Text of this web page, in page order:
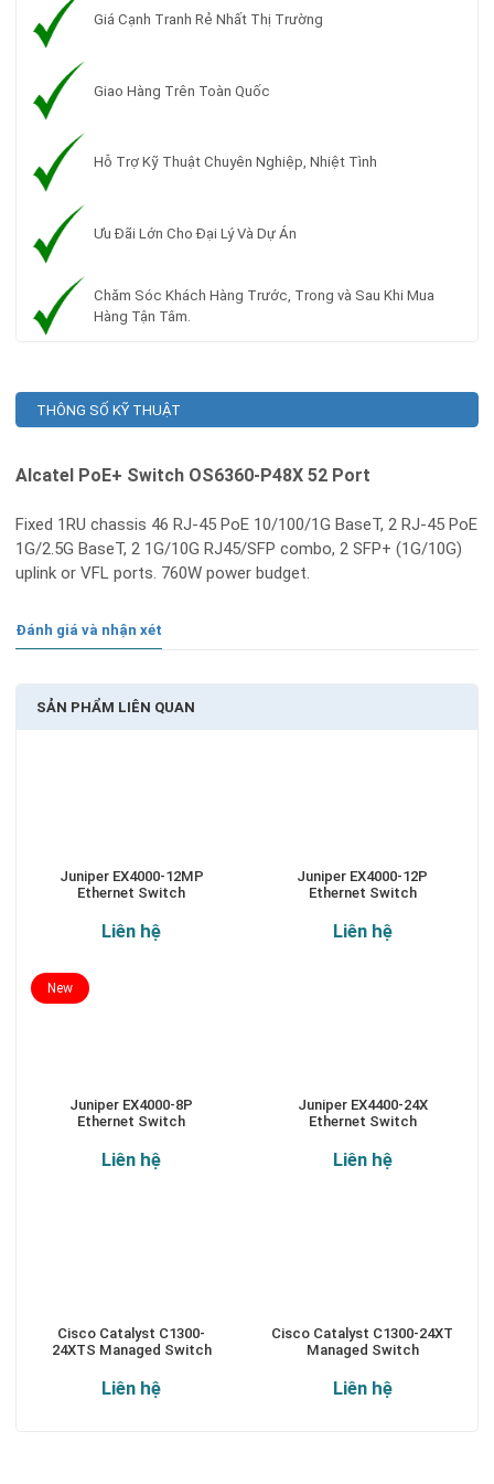
Giá Cạnh Tranh Rẻ Nhất Thị Trường
Giao Hàng Trên Toàn Quốc
Hỗ Trợ Kỹ Thuật Chuyên Nghiệp, Nhiệt Tình
Ưu Đãi Lớn Cho Đại Lý Và Dự Án
Chăm Sóc Khách Hàng Trước, Trong và Sau Khi Mua
Hàng Tận Tâm.
THÔNG SỐ KỸ THUẬT
Alcatel PoE+ Switch OS6360-P48X 52 Port
Fixed 1RU chassis 46 RJ-45 PoE 10/100/1G BaseT, 2 RJ-45 PoE
1G/2.5G BaseT, 2 1G/10G RJ45/SFP combo, 2 SFP+ (1G/10G)
uplink or VFL ports. 760W power budget.
Đánh giá và nhận xét
SẢN PHẨM LIÊN QUAN
Juniper EX4000-12MP
Ethernet Switch
Liên hệ
Juniper EX4000-12P
Ethernet Switch
Liên hệ
Juniper EX4000-8P
Ethernet Switch
Liên hệ
New
Juniper EX4400-24X
Ethernet Switch
Liên hệ
Cisco Catalyst C1300-
24XTS Managed Switch
Liên hệ
Cisco Catalyst C1300-24XT
Managed Switch
Liên hệ